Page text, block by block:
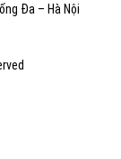
Đa – Hà Nội